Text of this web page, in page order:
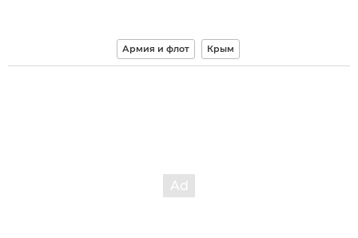
Армия и флот Крым